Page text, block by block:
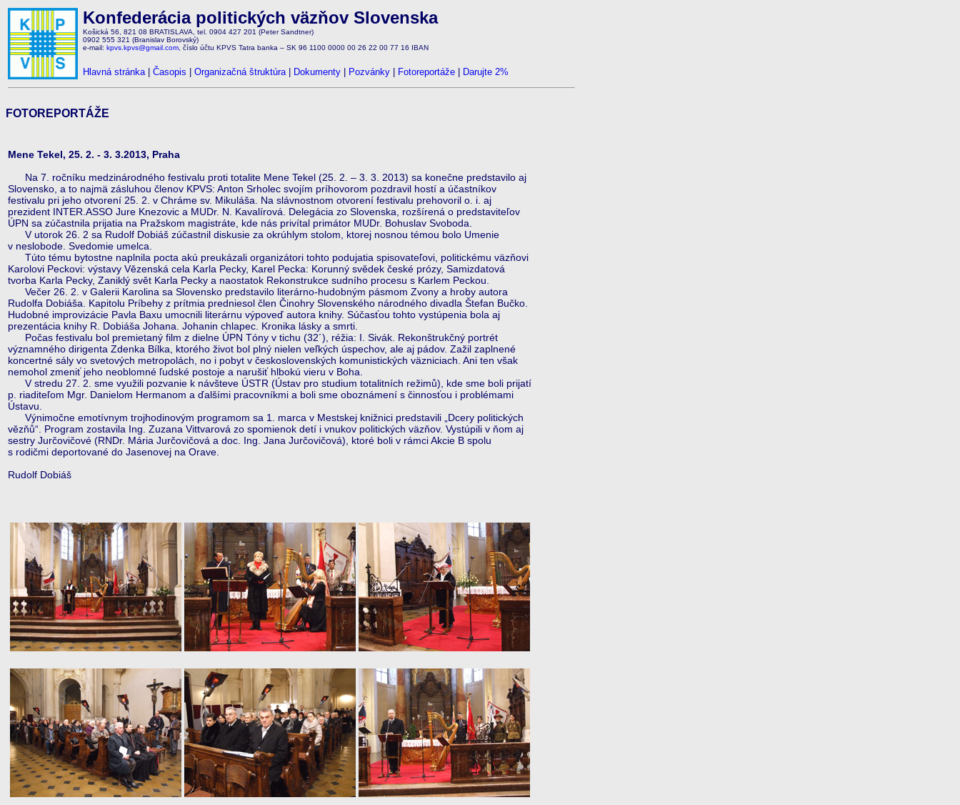
Konfederácia politických väzňov Slovenska
Košická 56, 821 08 BRATISLAVA, tel. 0904 427 201 (Peter Sandtner)
0902 555 321 (Branislav Borovský)
e-mail: kpvs.kpvs@gmail.com , číslo účtu KPVS Tatra banka – SK 96 1100 0000 00 26 22 00 77 16 IBAN
Hlavná stránka| Časopis Organizačná štruktúra| Dokumenty Pozvánky Fotoreportáže Darujte 2%
FOTOREPORTÁŽE
Mene Tekel, 25. 2. - 3. 3.2013, Praha
Na 7. ročníku medzinárodného festivalu proti totalite Mene Tekel (25. 2. – 3. 3. 2013) sa konečne predstavilo aj
Slovensko, a to najmä zásluhou členov KPVS: Anton Srholec svojím príhovorom pozdravil hostí a účastníkov
festivalu pri jeho otvorení 25. 2. v Chráme sv. Mikuláša. Na slávnostnom otvorení festivalu prehovoril o. i. aj
prezident INTER.ASSO Jure Knezovic a MUDr. N. Kavalírová. Delegácia zo Slovenska, rozšírená o predstaviteľov
ÚPN sa zúčastnila prijatia na Pražskom magistráte, kde nás privítal primátor MUDr. Bohuslav Svoboda.
V utorok 26. 2 sa Rudolf Dobiáš zúčastnil diskusie za okrúhlym stolom, ktorej nosnou témou bolo Umenie
v neslobode. Svedomie umelca.
Túto tému bytostne naplnila pocta akú preukázali organizátori tohto podujatia spisovateľovi, politickému väzňovi
Karolovi Peckovi: výstavy Vězenská cela Karla Pecky, Karel Pecka: Korunný svědek české prózy, Samizdatová
tvorba Karla Pecky, Zaniklý svět Karla Pecky a naostatok Rekonstrukce sudního procesu s Karlem Peckou.
Večer 26. 2. v Galerii Karolina sa Slovensko predstavilo literárno-hudobným pásmom Zvony a hroby autora
Rudolfa Dobiáša. Kapitolu Príbehy z prítmia predniesol člen Činohry Slovenského národného divadla Štefan Bučko.
Hudobné improvizácie Pavla Baxu umocnili literárnu výpoveď autora knihy. Súčasťou tohto vystúpenia bola aj
prezentácia knihy R. Dobiáša Johana. Johanin chlapec. Kronika lásky a smrti.
Počas festivalu bol premietaný film z dielne ÚPN Tóny v tichu (32´), réžia: I. Sivák. Rekonštrukčný portrét
významného dirigenta Zdenka Bílka, ktorého život bol plný nielen veľkých úspechov, ale aj pádov. Zažil zaplnené
koncertné sály vo svetových metropolách, no i pobyt v československých komunistických väzniciach. Ani ten však
nemohol zmeniť jeho neoblomné ľudské postoje a narušiť hlbokú vieru v Boha.
V stredu 27. 2. sme využili pozvanie k návšteve ÚSTR (Ústav pro studium totalitních režimů), kde sme boli prijatí
p. riaditeľom Mgr. Danielom Hermanom a ďalšími pracovníkmi a boli sme oboznámení s činnosťou i problémami
Ústavu.
Výnimočne emotívnym trojhodinovým programom sa 1. marca v Mestskej knižnici predstavili „Dcery politických
vězňů“. Program zostavila Ing. Zuzana Vittvarová zo spomienok detí i vnukov politických väzňov. Vystúpili v ňom aj
sestry Jurčovičové (RNDr. Mária Jurčovičová a doc. Ing. Jana Jurčovičová), ktoré boli v rámci Akcie B spolu
s rodičmi deportované do Jasenovej na Orave.
Rudolf Dobiáš